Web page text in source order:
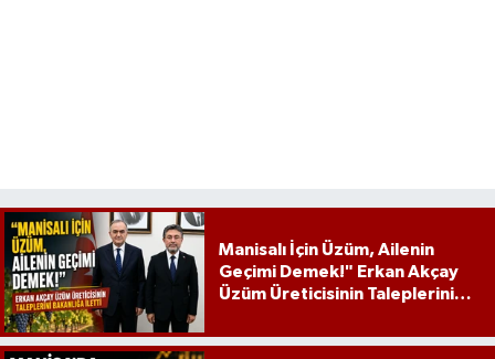
Manisalı İçin Üzüm, Ailenin
Geçimi Demek!" Erkan Akçay
Üzüm Üreticisinin Taleplerini